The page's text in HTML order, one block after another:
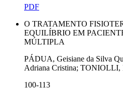
PDF
O TRATAMENTO
EQUILÍBRIO EM
MÚLTIPLA
PÁDUA, Geisiane da Silva
Adriana Cristina; TONIOLLI,
100-113